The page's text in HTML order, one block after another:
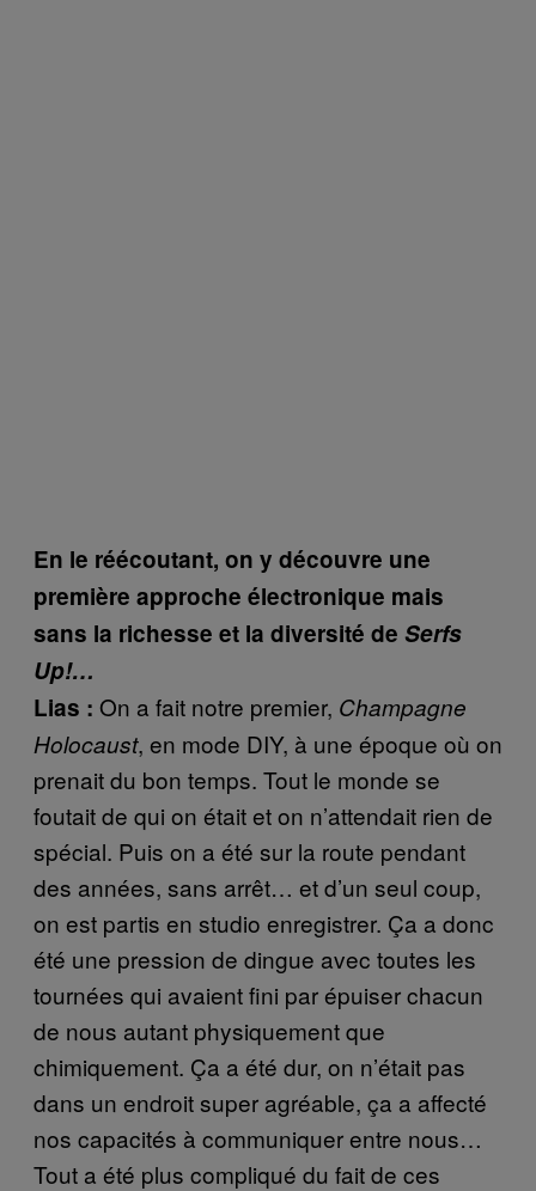
En le réécoutant, on y découvre une
première approche électronique mais
sans la richesse et la diversité de Serfs
Up!…
Lias : On a fait notre premier, Champagne
Holocaust, en mode DIY, à une époque où on
prenait du bon temps. Tout le monde se
foutait de qui on était et on n’attendait rien de
spécial. Puis on a été sur la route pendant
des années, sans arrêt… et d’un seul coup,
on est partis en studio enregistrer. Ça a donc
été une pression de dingue avec toutes les
tournées qui avaient fini par épuiser chacun
de nous autant physiquement que
chimiquement. Ça a été dur, on n’était pas
dans un endroit super agréable, ça a affecté
nos capacités à communiquer entre nous…
Tout a été plus compliqué du fait de ces